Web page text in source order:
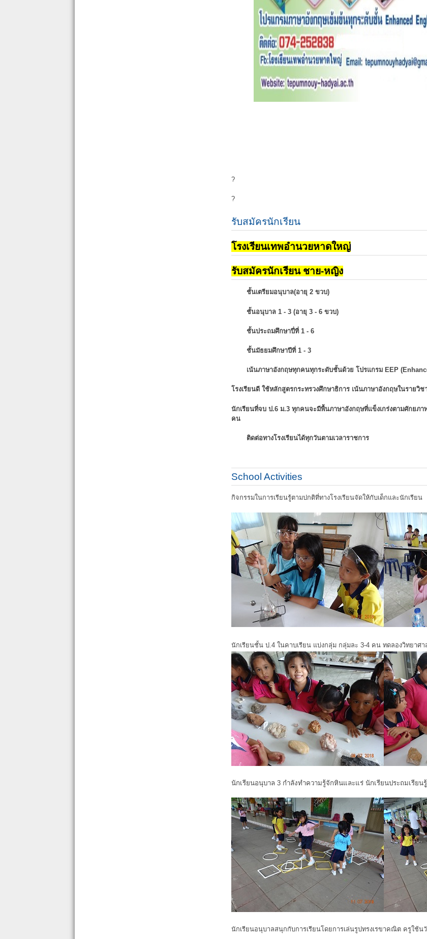
?
?
รับสมัครนักเรียน
โรงเรียนเทพอำนวยหาดใหญ่
รับสมัครนักเรียน ชาย-หญิง
ชั้นเตรียมอนุบาล(อายุ 2 ขวบ)
ชั้นอนุบาล 1 - 3 (อายุ 3 - 6 ขวบ)
ชั้นประถมศึกษาปี่ที่ 1 - 6
ชั้นมัธยมศึกษาปีที่ 1 - 3
เน้นภาษาอังกฤษทุกคนทุกระดับชั้นด้วย โปรแกรม EEP
โรงเรียนดี ใช้หลักสูตรกระทรวงศึกษาธิการ เน้นภาษาอังกฤษในรายวิช
นักเรียนที่จบ ป.6 ม.3 ทุกคนจะมีพื้นภาษาอังกฤษที่แข็งเกร่งตามศักยภา
คน
ติดต่อทางโรงเรียนได้ทุกวันตามเวลาราชการ
School Activities
กิจกรรมในการเรียนรู้ตามปกติที่ทางโรงเรียนจัดให้กับเด็กและนักเรียน
นักเรียนชั้น ป.4 ในคาบเรียน แบ่งกลุ่ม กลุ่มละ 3-4 คน ทดลองวิทยาศ
นักเรียนอนุบาล 3 กำลังทำความรู้จักหินและแร่ นักเรียนประถมเรีย
นักเรียนอนุบาลสนุกกับการเรียนโดยการเล่นรูปทรงเรขาคณิต ครูใช้น